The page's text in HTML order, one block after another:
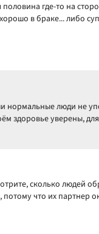
где-то на
в браке... либо
нормальные люди не
здоровье уверены,
сколько людей
что их партнер